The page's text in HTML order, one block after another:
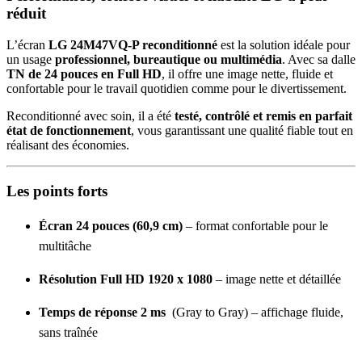
réduit
L’écran LG 24M47VQ-P reconditionné est la solution idéale pour
un usage professionnel, bureautique ou multimédia. Avec sa dalle
TN de 24 pouces en Full HD, il offre une image nette, fluide et
confortable pour le travail quotidien comme pour le divertissement.
Reconditionné avec soin, il a été testé, contrôlé et remis en parfait
état de fonctionnement, vous garantissant une qualité fiable tout en
réalisant des économies.
Les points forts
Écran 24 pouces (60,9 cm) – format confortable pour le
multitâche
Résolution Full HD 1920 x 1080 – image nette et détaillée
Temps de réponse 2 ms (Gray to Gray) – affichage fluide,
sans traînée